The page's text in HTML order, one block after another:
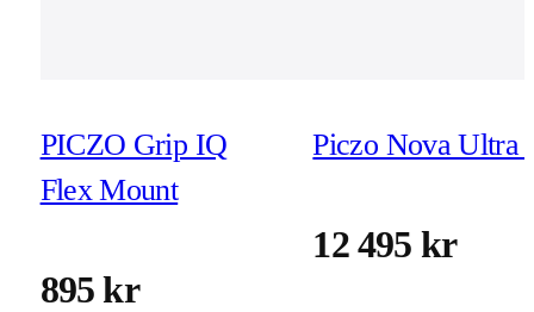
PICZO Grip IQ
Flex Mount
895 kr
Piczo Nova Ultra
12 495 kr